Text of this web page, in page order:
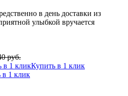
в день доставки из
улыбкой вручается
руб.
Купить в 1 клик
в 1 клик